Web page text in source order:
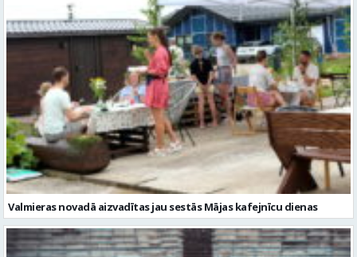
Valmieras novadā aizvadītas jau sestās Mājas kafejnīcu dienas